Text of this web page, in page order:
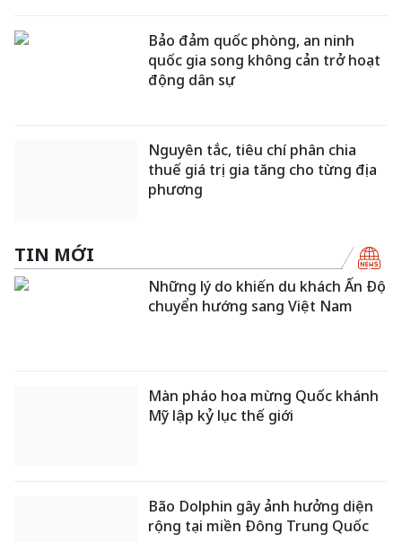
Bảo đảm quốc phòng, an ninh
quốc gia song không cản trở hoạt
động dân sự
Nguyên tắc, tiêu chí phân chia
thuế giá trị gia tăng cho từng địa
phương
TIN MỚI
Những lý do khiến du khách Ấn Độ
chuyển hướng sang Việt Nam
Màn pháo hoa mừng Quốc khánh
Mỹ lập kỷ lục thế giới
Bão Dolphin gây ảnh hưởng diện
rộng tại miền Đông Trung Quốc